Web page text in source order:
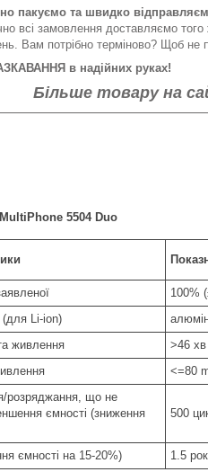
пакуємо та швидко
всі замовлення доставляємо
Вам потрібно терміново? Щоб не
в надійних руках!
Більше товару на
5504 Duo
100%
Li-ion)
живлення
>46 хв
<=80
розряджання, що не
ємності (зниження
500
ємності на 15-20%)
1.5